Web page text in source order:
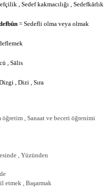
, Sedef kakmacılığı , Sedefkārlık
= Sedefli olma veya olmak
, Sālis
, Dizi , Sıra
, Sanaat ve beceri öğrenimi
, Yüzünden
etmek , Başarmak